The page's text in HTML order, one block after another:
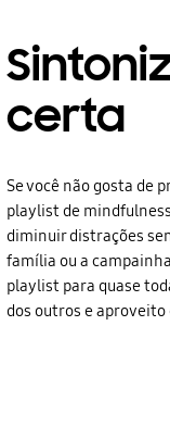
certa
Se você não gosta de
playlist de
diminuir distrações
família ou a
playlist para quase
dos outros e aproveito